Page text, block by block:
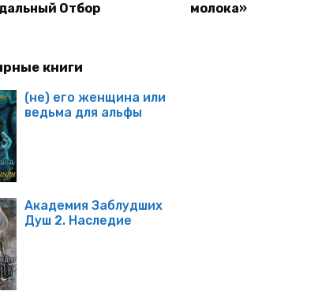
Отбор
молока»
книги
(не) его женщина или
ведьма для альфы
Академия Заблудших
Душ 2. Наследие